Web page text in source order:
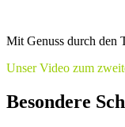
Mit Genuss durch den
Unser Video zum
Besondere